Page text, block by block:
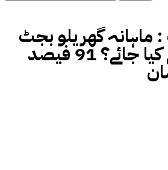
: ماہانہ گھریلو بجٹ
میں گزارا کیسے کیا جائے؟ 91 فیصد